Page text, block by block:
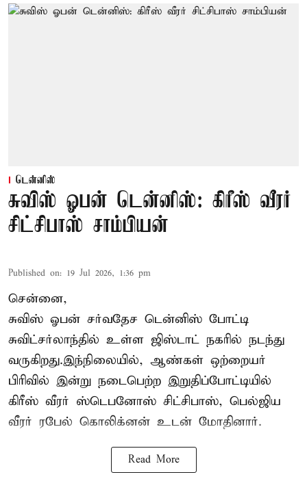
டென்னிஸ்
சுவிஸ் ஓபன் டென்னிஸ்: கிரீஸ் வீரர்
சிட்சிபாஸ் சாம்பியன்
Published on: 19 Jul 2026, 1:36 pm
சென்னை,
சுவிஸ் ஓபன் சர்வதேச டென்னிஸ் போட்டி
சுவிட்சர்லாந்தில் உள்ள ஜிஸ்டாட் நகரில் நடந்து
வருகிறது.இந்நிலையில், ஆண்கள் ஒற்றையர்
பிரிவில் இன்று நடைபெற்ற இறுதிப்போட்டியில்
கிரீஸ் வீரர் ஸ்டெபனோஸ் சிட்சிபாஸ், பெல்ஜிய
வீரர் ரபேல் கொலிக்னன் உடன் மோதினார்.
Read More